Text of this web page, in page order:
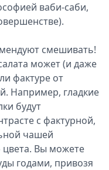
ваби-саби,
смешивать!
может (и даже
фактуре от
Например, гладкие
будут
с фактурной,
чашей
цвета. Вы можете
годами, привозя